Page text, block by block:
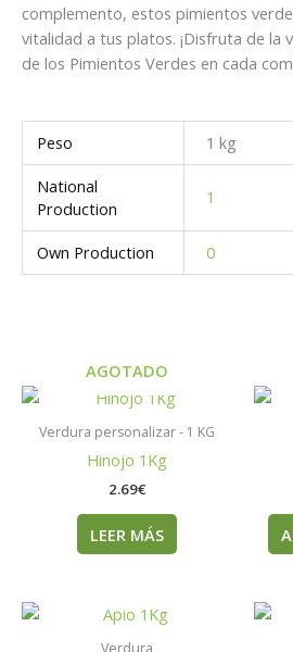
complemento, estos pimientos
vitalidad a tus platos. ¡Disfruta de la
de los Pimientos Verdes en cada
Peso
1 kg
National
Production
1
Own Production 0
AGOTADO
Verdura personalizar - 1 KG
Hinojo 1Kg
2.69€
LEER MÁS
Verdura